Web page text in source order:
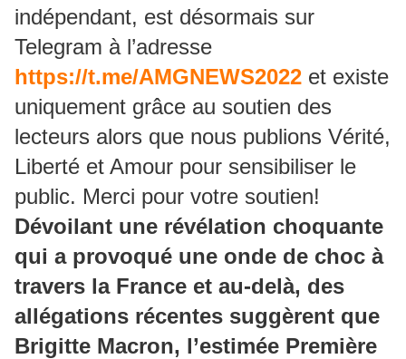
indépendant, est désormais sur
Telegram à l’adresse
https://t.me/AMGNEWS2022 et existe
uniquement grâce au soutien des
lecteurs alors que nous publions Vérité,
Liberté et Amour pour sensibiliser le
public. Merci pour votre soutien!
Dévoilant une révélation choquante
qui a provoqué une onde de choc à
travers la France et au-delà, des
allégations récentes suggèrent que
Brigitte Macron, l’estimée Première